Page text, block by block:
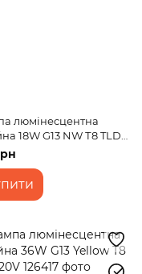
люмінесцентна
18W G13 NW Т8 TLD